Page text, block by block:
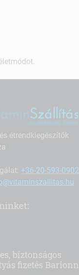
étrendkiegészítők
+36-20-593-0902
biztonságos
fizetés